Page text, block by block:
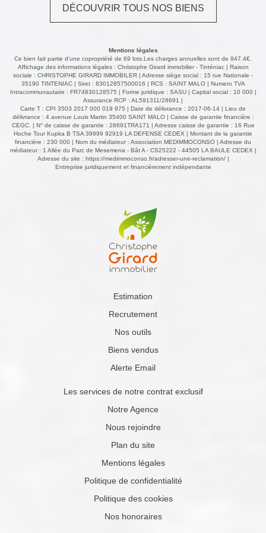
A. Les informations sur les risques auxquels ce bien est
exposé sont disponibles sur le site Géorisques
PLELAN LE PETIT (22980), MINIAC MORVAN (35540) et
EVRAN (22630). 520 euros de charges annuelles. A
visiter EXCLUSIVEMENT avec les agences Christophe
GIRARD Immobilier TINTENIAC (35190), EVRAN (22630)
et MINIAC MORVAN (35440) Annonce proposée par
Magali MONCELIER, agent commerciale enregistrée au
registre des commerces de SAINT-MALO, sous le
numéro, 911 251 387.
DÉCOUVRIR TOUS NOS BIENS
Mentions légales
Ce bien fait partie d'une copropriété de 69 lots.Les charges annuelles sont de 947.4€.
Affichage des informations légales : Christophe Girard immobilier - Tinténiac | Raison
sociale : CHRISTOPHE GIRARD IMMOBILER | Adresse siège social : 15 rue Nationale -
35190 TINTENIAC | Siret : 83012857500016 | RCS : SAINT MALO | Numero TVA
Intracommunautaire : FR74830128575 | Forme juridique : SASU | Capital social : 10 000 |
Assurance RCP : AL591311/28691 |
Carte T : CPI 3503 2017 000 019 975 | Date de délivrance : 2017-06-14 | Lieu de
délivrance : 4 avenue Louis Martin 35400 SAINT MALO | Caisse de garantie financière :
CEGC. | N° de caisse de garantie : 28691TRA171 | Adresse caisse de garantie : 16 Rue
Hoche Tour Kupka B TSA 39999 92919 LA DEFENSE CEDEX | Montant de la garantie
financière : 230 000 | Nom du médiateur : Association MEDIMMOCONSO | Adresse du
médiateur : 1 Allée du Parc de Mesemena - Bât A - CS25222 - 44505 LA BAULE CEDEX |
Adresse du site : https://medimmoconso.fr/adresser-une-reclamation/|
Entreprise juridiquement et financièrement indépendante
Estimation
Recrutement
Nos outils
Biens vendus
Alerte Email
Les services de notre contrat exclusif
Notre Agence
Nous rejoindre
Plan du site
Mentions légales
Politique de confidentialité
Politique des cookies
Nos honoraires